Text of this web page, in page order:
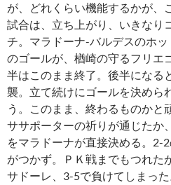
が、どれくらい機能するかが、
試合は、立ち上がり、いきなり
チ。マラドーナ-バルデスのホ
のゴールが、楢崎の守るフリエ
半はこのまま終了。後半になる
襲。立て続けにゴールを決めら
う。このまま、終わるものかと
ササポーターの祈りが通じたか
をマラドーナが直接決める。2-
がつかず。ＰＫ戦までもつれた
サドーレ、3-5で負けてしまった